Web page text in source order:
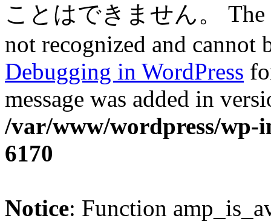
ことはできません。 The
not recognized and cannot
Debugging in WordPress
message was added in
/var/www/wordpress/wp-
6170
Notice: Function